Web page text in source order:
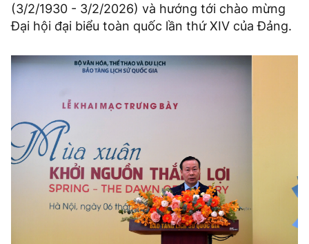
(3/2/1930 - 3/2/2026) và hướng tới chào mừng
Đại hội đại biểu toàn quốc lần thứ XIV của Đảng.